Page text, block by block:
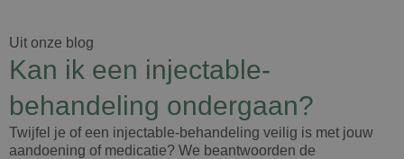
Uit onze blog
Kan ik een injectable-
behandeling ondergaan?
Twijfel je of een injectable-behandeling veilig is met jouw
aandoening of medicatie? We beantwoorden de